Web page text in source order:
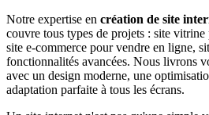
Notre expertise en création de site
couvre tous types de projets : site vitrine
site e-commerce pour vendre en ligne,
fonctionnalités avancées. Nous livrons
avec un design moderne, une
adaptation parfaite à tous les écrans.